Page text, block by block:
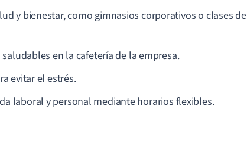
y bienestar, como gimnasios corporativos o clases de
en la cafetería de la empresa.
evitar el estrés.
laboral y personal mediante horarios flexibles.